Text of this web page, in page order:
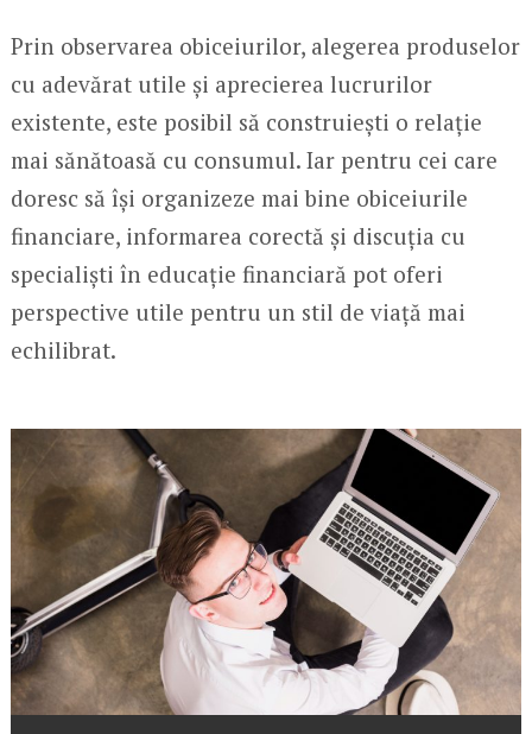
Prin observarea obiceiurilor, alegerea produselor
cu adevărat utile și aprecierea lucrurilor
existente, este posibil să construiești o relație
mai sănătoasă cu consumul. Iar pentru cei care
doresc să își organizeze mai bine obiceiurile
financiare, informarea corectă și discuția cu
specialiști în educație financiară pot oferi
perspective utile pentru un stil de viață mai
echilibrat.